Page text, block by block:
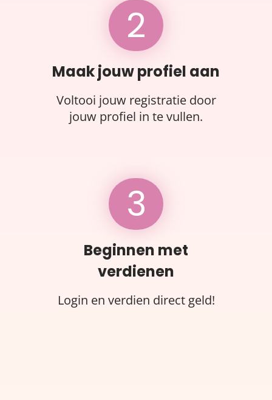
2
Maak jouw profiel aan
Voltooi jouw registratie door
jouw profiel in te vullen.
3
Beginnen met
verdienen
Login en verdien direct geld!